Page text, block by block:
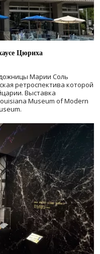
Цюриха
Марии Соль
ретроспектива которой
Выставка
Museum of Modern